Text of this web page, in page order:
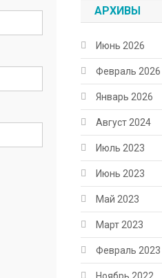
АРХИВЫ
Июнь 2026
Февраль 2026
Январь 2026
Август 2024
Июль 2023
Июнь 2023
Май 2023
Март 2023
Февраль 2023
Ноябрь 2022